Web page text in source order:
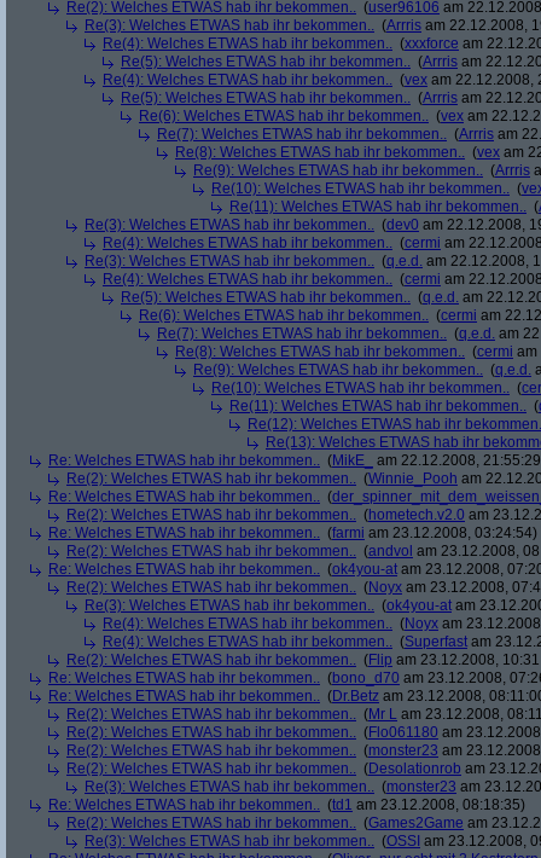
Re(2): Welches ETWAS hab ihr bekommen.. (user96106 am
Re(3): Welches ETWAS hab ihr bekommen.. (Arrris am 22.12.2008,
Re(4): Welches ETWAS hab ihr bekommen.. (xxxforce am
Re(5): Welches ETWAS hab ihr bekommen.. (Arrris am
Re(4): Welches ETWAS hab ihr bekommen.. (vex am 22.12.2008,
Re(5): Welches ETWAS hab ihr bekommen.. (Arrris am
Re(6): Welches ETWAS hab ihr bekommen.. (vex am
Re(7): Welches ETWAS hab ihr bekommen.. (Arrris am
Re(8): Welches ETWAS hab ihr bekommen.. (vex am
Re(9): Welches ETWAS hab ihr bekommen.. (Arrris
Re(10): Welches ETWAS hab ihr bekommen.. (
Re(11): Welches ETWAS hab ihr bekommen.. (
Re(3): Welches ETWAS hab ihr bekommen.. (dev0 am 22.12.2008,
Re(4): Welches ETWAS hab ihr bekommen.. (cermi am
Re(3): Welches ETWAS hab ihr bekommen.. (q.e.d. am 22.12.2008,
Re(4): Welches ETWAS hab ihr bekommen.. (cermi am
Re(5): Welches ETWAS hab ihr bekommen.. (q.e.d. am
Re(6): Welches ETWAS hab ihr bekommen.. (cermi am
Re(7): Welches ETWAS hab ihr bekommen.. (q.e.d. am
Re(8): Welches ETWAS hab ihr bekommen.. (cermi am
Re(9): Welches ETWAS hab ihr bekommen.. (q.e.d.
Re(10): Welches ETWAS hab ihr bekommen.. (
Re(11): Welches ETWAS hab ihr bekommen.. (
Re(12): Welches ETWAS hab ihr
Re(13): Welches ETWAS hab ihr
Re: Welches ETWAS hab ihr bekommen.. (MikE_
am 22.12.2008,
Re(2): Welches ETWAS hab ihr bekommen.. (Winnie_Pooh am
Re: Welches ETWAS hab ihr bekommen.. (
Re(2): Welches ETWAS hab ihr bekommen.. (hometech.v2.0 am
Re: Welches ETWAS hab ihr bekommen.. (farmi am 23.12.2008, 03:24:54)
Re(2): Welches ETWAS hab ihr bekommen.. (andvol am 23.12.2008,
Re: Welches ETWAS hab ihr bekommen.. (ok4you-at am 23.12.2008,
Re(2): Welches ETWAS hab ihr bekommen.. (Noyx am 23.12.2008,
Re(3): Welches ETWAS hab ihr bekommen.. (ok4you-at am
Re(4): Welches ETWAS hab ihr bekommen.. (Noyx am
Re(4): Welches ETWAS hab ihr bekommen.. (Superfast am
Re(2): Welches ETWAS hab ihr bekommen.. (Flip am 23.12.2008,
Re: Welches ETWAS hab ihr bekommen.. (bono_d70 am 23.12.2008,
Re: Welches ETWAS hab ihr bekommen.. (Dr.Betz am 23.12.2008,
Re(2): Welches ETWAS hab ihr bekommen.. (Mr L am 23.12.2008,
Re(2): Welches ETWAS hab ihr bekommen.. (Flo061180 am
Re(2): Welches ETWAS hab ihr bekommen.. (monster23 am
Re(2): Welches ETWAS hab ihr bekommen.. (Desolationrob am
Re(3): Welches ETWAS hab ihr bekommen.. (monster23 am
Re: Welches ETWAS hab ihr bekommen.. (td1 am 23.12.2008, 08:18:35)
Re(2): Welches ETWAS hab ihr bekommen.. (Games2Game am
Re(3): Welches ETWAS hab ihr bekommen.. (OSSI am 23.12.2008,